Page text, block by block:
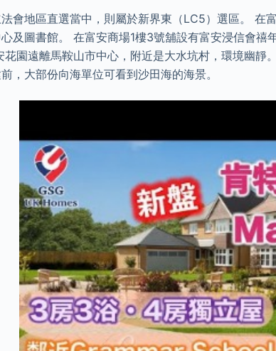
會地區直選當中，則屬於新界東（LC5）選區。 在
及圖書館。 在富安商場1樓3號舖設有富安浸信會禧
花園遠離馬鞍山市中心，附近是大水坑村，環境幽靜
，大部份向海單位可看到沙田海的海景。